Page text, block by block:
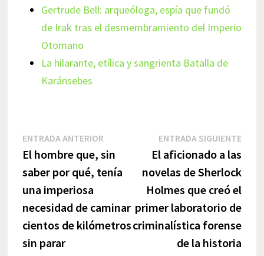
Gertrude Bell: arqueóloga, espía que fundó
de Irak tras el desmembramiento del Imperio
Otomano
La hilarante, etílica y sangrienta Batalla de
Karánsebes
Navegación
de
entradas
ENTRADA ANTERIOREntrada
anterior:
El hombre que, sin
saber por qué, tenía
una imperiosa
necesidad de caminar
cientos de kilómetros
sin parar
ENTRADA SIGUIENTE
El aficionado a las
novelas de Sherlock
Holmes que creó el
primer laboratorio de
criminalística forense
de la historia